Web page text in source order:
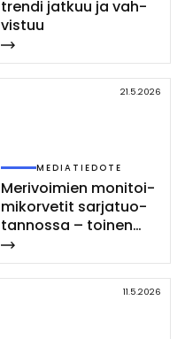
tren­di jat­kuu ja vah­
vis­tuu
21.5.2026
MEDIATIEDOTE
Me­ri­voi­mien mo­ni­toi­
mi­kor­ve­tit sar­ja­tuo­
tan­nos­sa – toi­nen
Poh­jan­maa-luo­kan
kor­vet­ti las­ket­tiin ve­
sil­le Rau­mal­la
11.5.2026